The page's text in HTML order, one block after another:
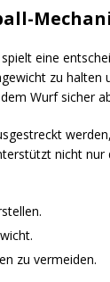
eine
zu halten
Wurf sicher
nicht
zu vermeiden.